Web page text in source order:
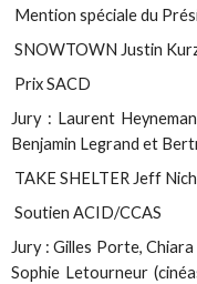
Mention spéciale du
SNOWTOWN Justin
Prix SACD
Jury : Laurent
Benjamin Legrand et
TAKE SHELTER Jeff
Soutien ACID/CCAS
Jury : Gilles Porte,
Sophie Letourneur